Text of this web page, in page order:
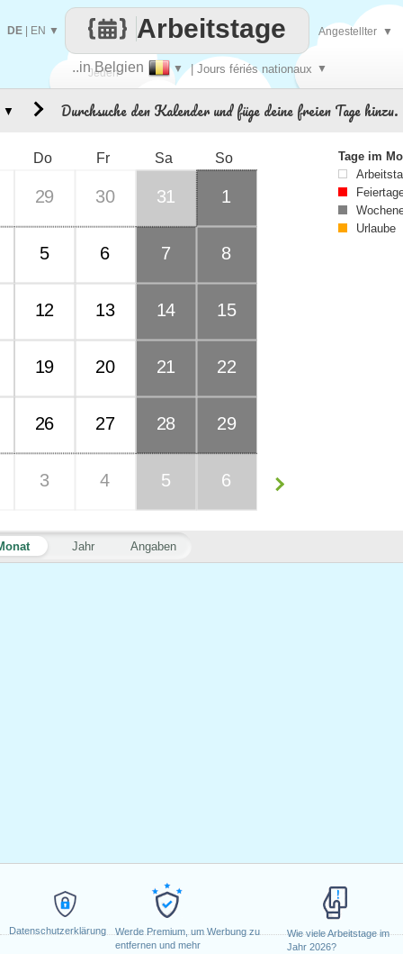
Datenschutzerklärung
Werde Premium, um Werbung zu
entfernen und mehr
Wie viele Arbeitstage im
Jahr 2026?
Jeden
..in Belgien ▼ | Jours fériés nationaux ▼
Arbeitstage
DE EN ▼ Angestellter ▼
Durchsuche den Kalender und füge deine freien Tage hinzu.
Jahr Angaben
Do Fr Sa So
29 30 31 1
5 6 7 8
12 13 14 15
19 20 21 22
26 27 28 29
3 4 5 6
▼
Tage im
Urlaube